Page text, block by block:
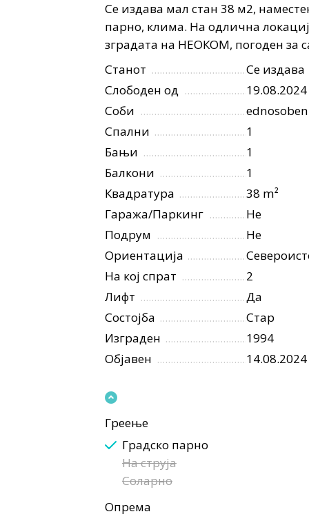
Се издава мал стан 38 м2,
парно, клима. На одлична
зградата на НЕОКОМ, погоден за
Станот
Се издава
Слободен од
19.08.2024
Соби
ednosoben
Спални
1
Бањи
1
Балкони
1
Квадратура
38 m²
Гаража/Паркинг
Не
Подрум
Не
Ориентација
На кој спрат
2
Лифт
Да
Состојба
Стар
Изграден
1994
Објавен
14.08.2024
Греење
Градско парно
На струја
Соларно
Опрема